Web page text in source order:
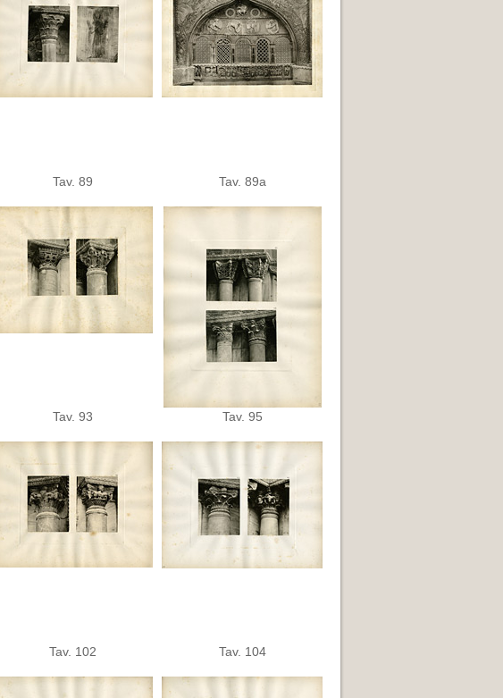
Tav. 89 Tav. 89a
Tav. 93 Tav. 95
Tav. 102 Tav. 104